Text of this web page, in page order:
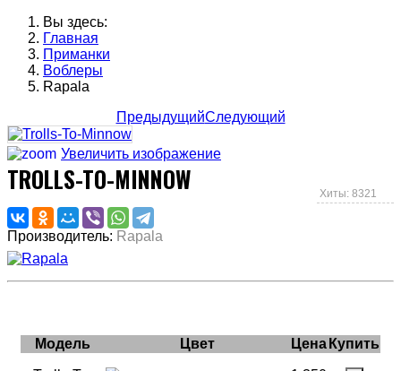
Вы здесь:
Главная
Приманки
Воблеры
Rapala
ПредыдущийСледующий
Увеличить изображение
Хиты: 8321
TROLLS-TO-MINNOW
Производитель: Rapala
Модель Цвет Цена Купить